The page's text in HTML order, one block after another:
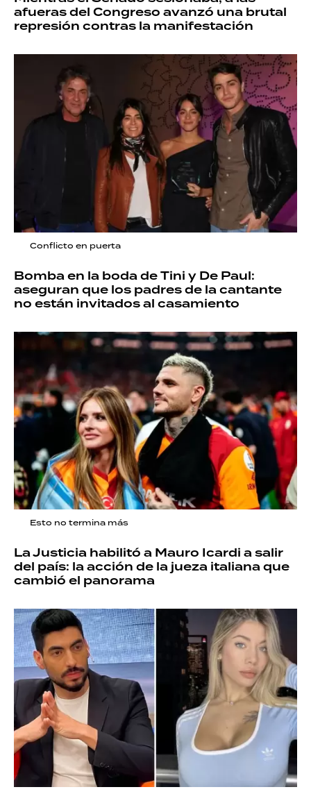
afueras del Congreso avanzó una brutal
represión contras la manifestación
Conflicto en puerta
Bomba en la boda de Tini y De Paul:
aseguran que los padres de la cantante
no están invitados al casamiento
Esto no termina más
La Justicia habilitó a Mauro Icardi a salir
del país: la acción de la jueza italiana que
cambió el panorama